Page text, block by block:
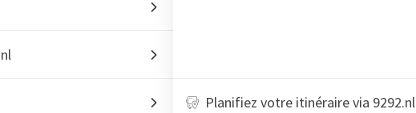
Planifiez votre itinéraire via 9292.nl